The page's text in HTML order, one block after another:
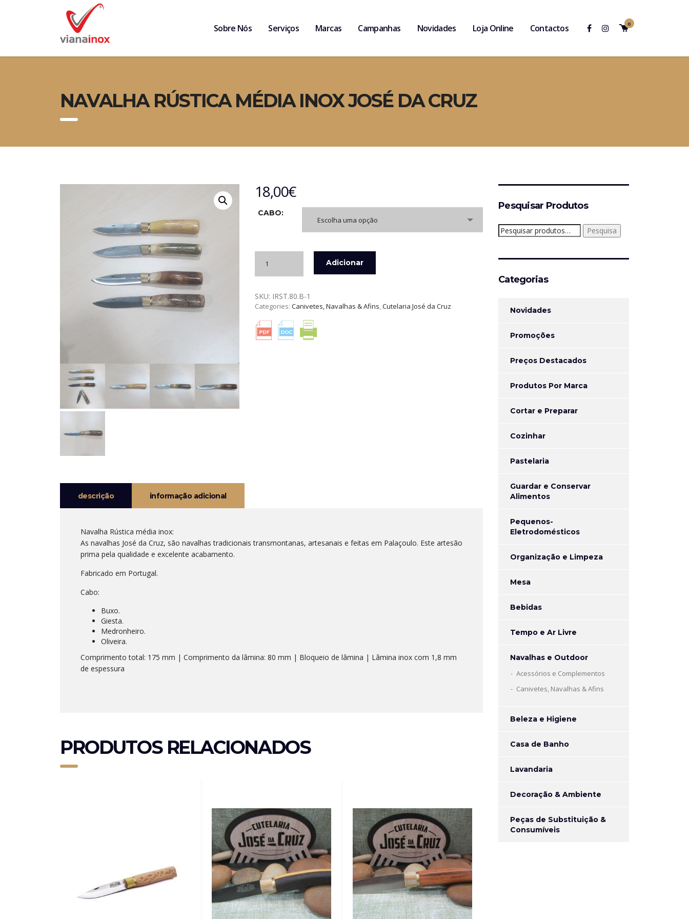
0
Sobre Nós Serviços Marcas Campanhas Novidades Loja Online Contactos
NAVALHA RÚSTICA MÉDIA INOX JOSÉ DA CRUZ
18,00€
CABO:
Escolha uma opção
NAVALHA
MÉDIA
INOX
DA
CRUZ
Adicionar
SKU: IRST.80.B-1
Categories: Canivetes, Navalhas & Afins,Cutelaria José da Cruz
descrição informação adicional
Navalha Rústica média inox:
As navalhas José da Cruz, são navalhas tradicionais transmontanas, artesanais e feitas em Palaçoulo. Este artesão
prima pela qualidade e excelente acabamento.
Fabricado em Portugal.
Cabo:
Buxo.
Giesta.
Medronheiro.
Oliveira.
Comprimento total: 175 mm | Comprimento da lâmina: 80 mm | Bloqueio de lâmina | Lâmina inox com 1,8 mm
de espessura
PRODUTOS RELACIONADOS
Pesquisar Produtos
Pesquisar
por:
Pesquisa
Categorias
Novidades
Promoções
Preços Destacados
Produtos Por Marca
Cortar e Preparar
Cozinhar
Pastelaria
Guardar e Conservar
Alimentos
Pequenos-
Eletrodomésticos
Organização e Limpeza
Mesa
Bebidas
Tempo e Ar Livre
Navalhas e Outdoor
Acessórios e Complementos
Canivetes, Navalhas & Afins
Beleza e Higiene
Casa de Banho
Lavandaria
Decoração & Ambiente
Peças de Substituição &
Consumíveis